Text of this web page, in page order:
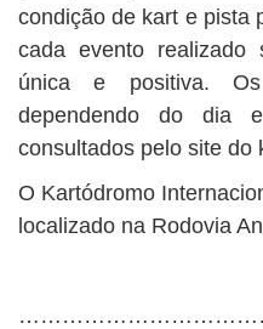
condição de kart e pista
cada evento realizado
única e positiva.
dependendo do dia
consultados pelo site do
O Kartódromo
localizado na Rodovia